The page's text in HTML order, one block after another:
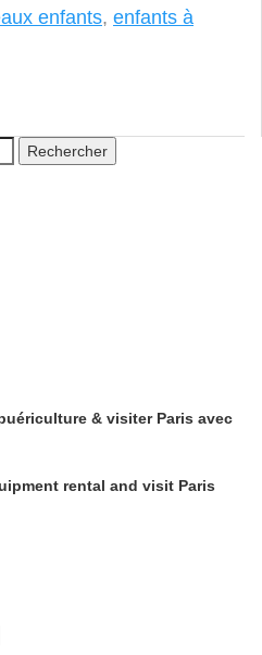
enfants, enfants à
& visiter Paris avec
rental and visit Paris